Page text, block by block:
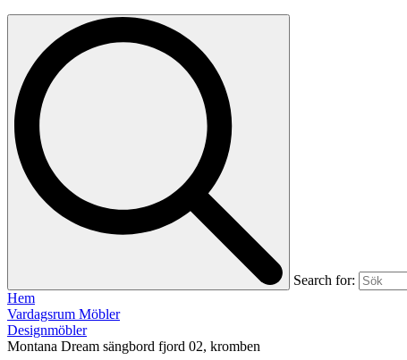
Search for:
Hem
Vardagsrum Möbler
Designmöbler
Montana Dream sängbord fjord 02, kromben